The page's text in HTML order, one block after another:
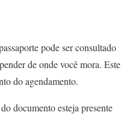
pode ser consultado
de onde você mora. Este
do agendamento.
documento esteja presente